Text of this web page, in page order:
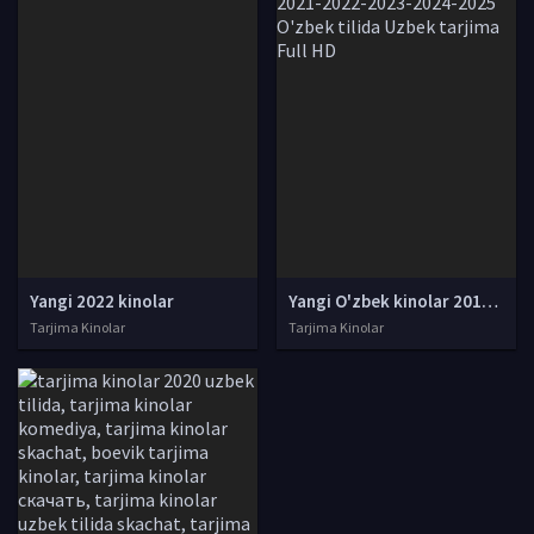
Yangi 2022 kinolar
Tarjima Kinolar
Yangi O'zbek kinolar 2010-2011-2012-2013-2014-2015-2016-2017-2018-2019-2020-2021-2022-2023-2024-2025 O'zbek tilida Uzbek tarjima Full HD
Tarjima Kinolar